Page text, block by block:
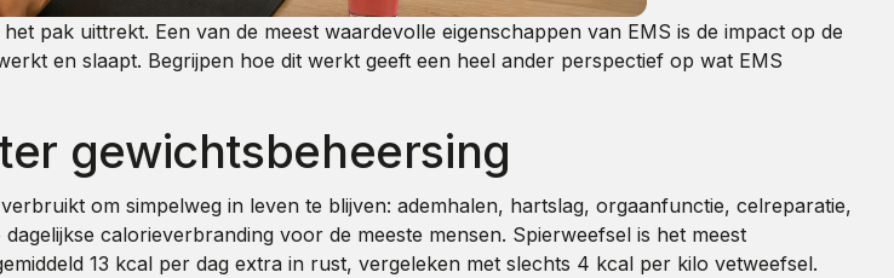
pak uittrekt. Een van de meest waardevolle eigenschappen van EMS is de impact op de
en slaapt. Begrijpen hoe dit werkt geeft een heel ander perspectief op wat EMS
gewichtsbeheersing
om simpelweg in leven te blijven: ademhalen, hartslag, orgaanfunctie, celreparatie,
calorieverbranding voor de meeste mensen. Spierweefsel is het meest
13 kcal per dag extra in rust, vergeleken met slechts 4 kcal per kilo vetweefsel.